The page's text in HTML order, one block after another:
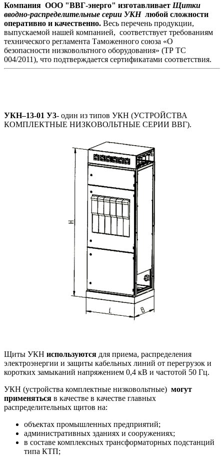
Компания ООО "ВВГ-энерго" изготавливает Щитки
вводно-распределительные серии УКН любой сложности
оперативно и качественно. Весь перечень продукции,
выпускаемой нашей компанией, соответствует требованиям
технического регламента Таможенного союза «О
безопасности низковольтного оборудования» (ТР ТС
004/2011), что подтверждается сертификатами соответствия.
УКН–13-01 У3- один из типов УКН (УСТРОЙСТВА
КОМПЛЕКТНЫЕ НИЗКОВОЛЬТНЫЕ СЕРИИ ВВГ).
Щиты УКН используются для приема, распределения
электроэнергии и защиты кабельных линий от перегрузок и
коротких замыканий напряжением 0,4 кВ и частотой 50 Гц.
УКН (устройства комплектные низковольтные) могут
применяться в качестве в качестве главных
распределительных щитов на:
объектах промышленных предприятий;
административных зданиях и сооружениях;
в составе комплексных трансформаторных подстанций
типа КТП;